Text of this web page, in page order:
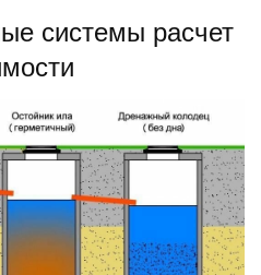
системы расчет